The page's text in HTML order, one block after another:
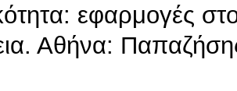
εφαρμογές
Αθήνα: